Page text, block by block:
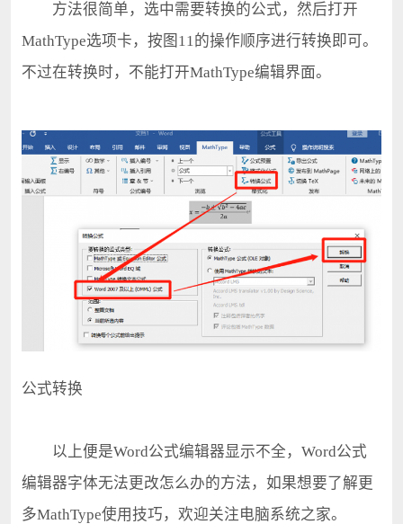
方法很简单，选中需要转换的公式，然后打开
MathType选项卡，按图11的操作顺序进行转换即可。
不过在转换时，不能打开MathType编辑界面。
公式转换
以上便是Word公式编辑器显示不全，Word公式
编辑器字体无法更改怎么办的方法，如果想要了解更
多MathType使用技巧，欢迎关注电脑系统之家。